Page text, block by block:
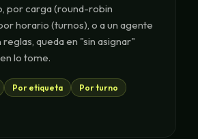
por carga (round-robin
horario (turnos), o a un agente
queda en "sin asignar"
lo tome.
Por etiqueta
Por turno